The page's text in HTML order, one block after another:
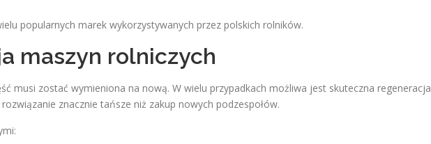
popularnych marek wykorzystywanych przez polskich rolników.
maszyn rolniczych
musi zostać wymieniona na nową. W wielu przypadkach możliwa jest skuteczna regeneracja
znacznie tańsze niż zakup nowych podzespołów.